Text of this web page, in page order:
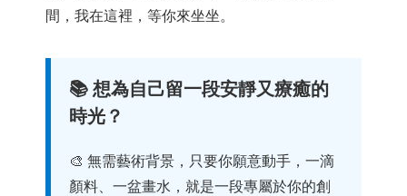
間，我在這裡，等你來坐坐。
📚 想為自己留一段安靜又療癒的
時光？
🎨 無需藝術背景，只要你願意動手，一滴
顏料、一盆畫水，就是一段專屬於你的創